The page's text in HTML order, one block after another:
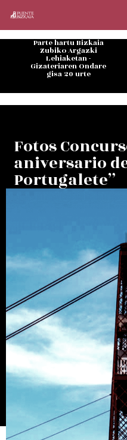
Parte hartu Bizkaia
Zubiko Argazki
Lehiaketan -
Gizateriaren Ondare
gisa 20 urte
Fotos
aniversario
Portugalete”